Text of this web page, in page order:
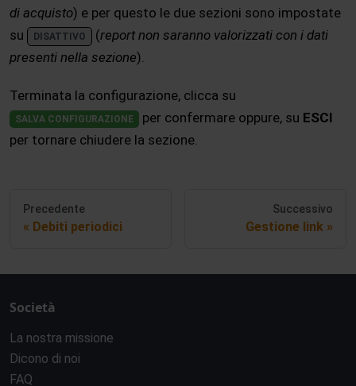
di acquisto) e per questo le due sezioni sono impostate
su
DISATTIVO (report non saranno valorizzati con i dati
presenti nella sezione).
Terminata la configurazione, clicca su
SALVA CONFIGURAZIONE per confermare oppure, su ESCI
per tornare chiudere la sezione.
Precedente
Debiti periodici
Successivo
Gestione link
Società
La nostra missione
Dicono di noi
FAQ